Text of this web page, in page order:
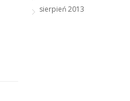
sierpień 2013